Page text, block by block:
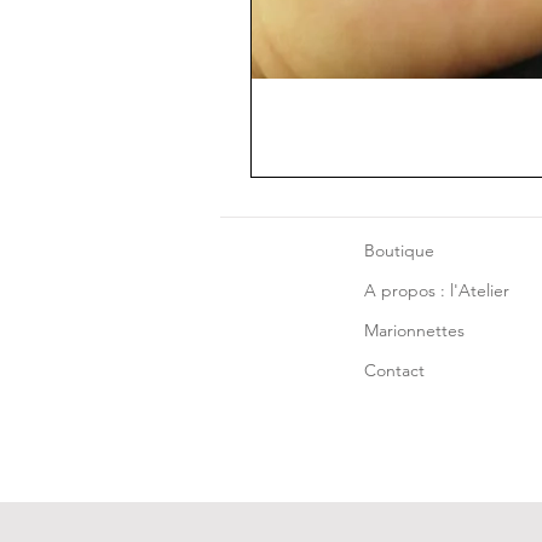
Boutique
A propos : l'Atelier
Marionnettes
Contact